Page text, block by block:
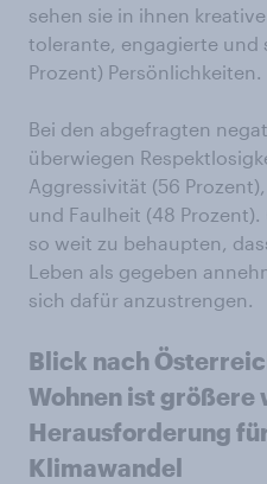
sehen sie in ihnen
tolerante, engagierte und
Prozent) Persönlichkeiten.
Bei den abgefragten
überwiegen
Aggressivität (56
und Faulheit (48
so weit zu behaupten,
Leben als gegeben
sich dafür anzustrengen.
Blick nach
Wohnen ist größere
Herausforderung
Klimawandel